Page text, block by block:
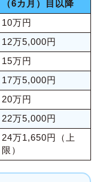
（6カ月）目以降
10万円
12万5,000円
15万円
17万5,000円
20万円
22万5,000円
24万1,650円（上
限）